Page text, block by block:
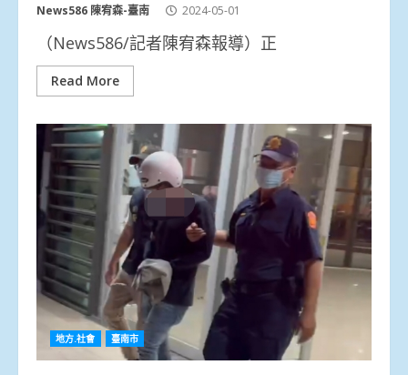
News586 陳宥森-臺南 2024-05-01
（News586/記者陳宥森報導）正
Read More
地方.社會 臺南市